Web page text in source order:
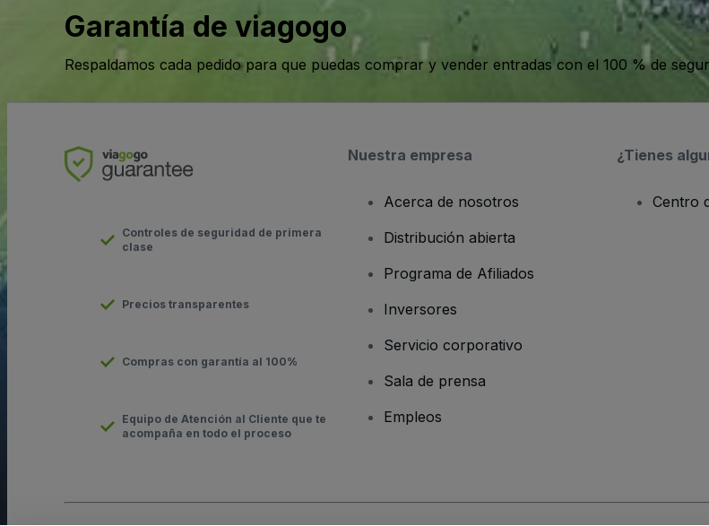
Garantía de viagogo
Respaldamos cada pedido para que puedas comprar y vender entradas con el 100 % de
Controles de seguridad de primera
clase
Precios transparentes
Compras con garantía al 100%
Equipo de Atención al Cliente que te
acompaña en todo el proceso
Nuestra empresa
Acerca de nosotros
Distribución abierta
Programa de Afiliados
Inversores
Servicio corporativo
Sala de prensa
Empleos
¿Tienes
Centro